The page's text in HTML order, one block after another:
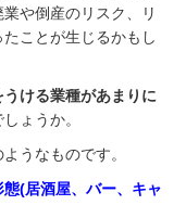
や倒産のリスク、リ
ことが生じるかもし
ける業種があまりに
ょうか。
うなものです。
(居酒屋、バー、キャ